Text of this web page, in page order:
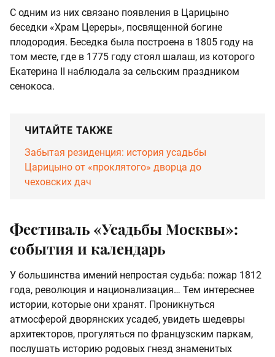
С одним из них связано появления в Царицыно
беседки «Храм Цереры», посвященной богине
плодородия. Беседка была построена в 1805 году на
том месте, где в 1775 году стоял шалаш, из которого
Екатерина II наблюдала за сельским праздником
сенокоса.
ЧИТАЙТЕ ТАКЖЕ
Забытая резиденция: история усадьбы
Царицыно от «проклятого» дворца до
чеховских дач
Фестиваль «Усадьбы Москвы»:
события и календарь
У большинства имений непростая судьба: пожар 1812
года, революция и национализация… Тем интереснее
истории, которые они хранят. Проникнуться
атмосферой дворянских усадеб, увидеть шедевры
архитекторов, прогуляться по французским паркам,
послушать историю родовых гнезд знаменитых